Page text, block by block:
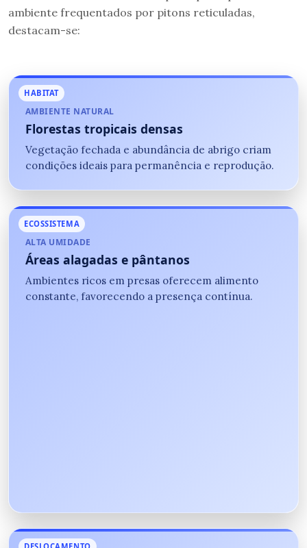
ambiente frequentados por pitons reticuladas,
destacam-se:
HABITAT
AMBIENTE NATURAL
Florestas tropicais densas
Vegetação fechada e abundância de abrigo criam
condições ideais para permanência e reprodução.
ECOSSISTEMA
ALTA UMIDADE
Áreas alagadas e pântanos
Ambientes ricos em presas oferecem alimento
constante, favorecendo a presença contínua.